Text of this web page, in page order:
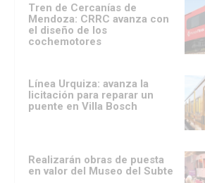
Tren de Cercanías de
Mendoza: CRRC avanza con
el diseño de los
cochemotores
Línea Urquiza: avanza la
licitación para reparar un
puente en Villa Bosch
Realizarán obras de puesta
en valor del Museo del Subte